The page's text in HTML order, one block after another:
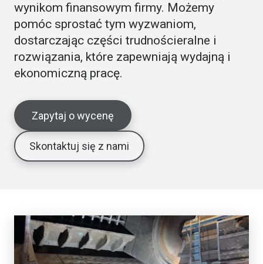
wynikom finansowym firmy. Możemy
pomóc sprostać tym wyzwaniom,
dostarczając części trudnościeralne i
rozwiązania, które zapewniają wydajną i
ekonomiczną pracę.
Zapytaj o wycenę
Skontaktuj się z nami